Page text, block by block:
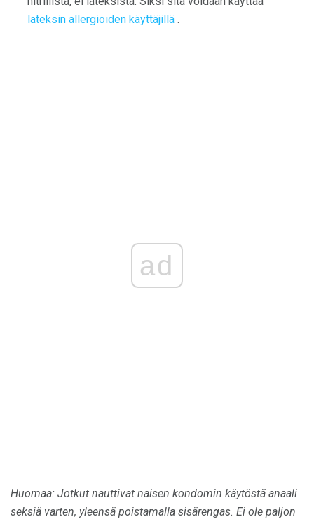
lateksin allergioiden käyttäjillä .
ad
Huomaa: Jotkut nauttivat naisen kondomin käytöstä anaali
seksiä varten, yleensä poistamalla sisärengas. Ei ole paljon